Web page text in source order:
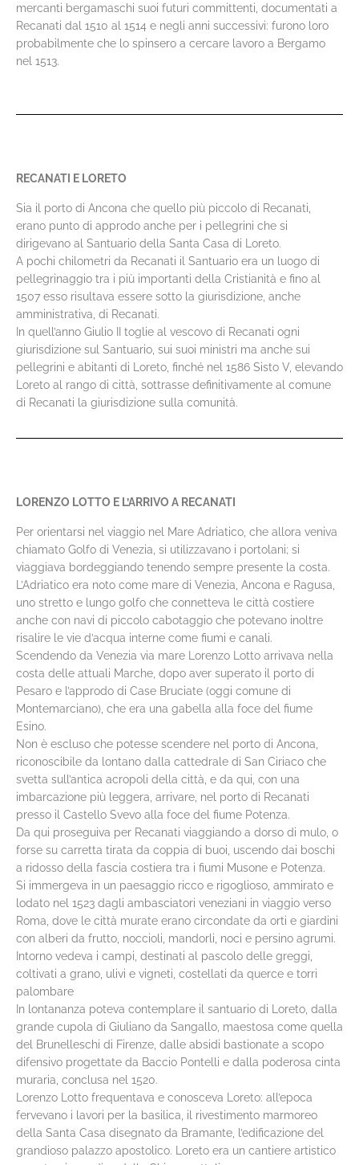
mercanti bergamaschi suoi futuri committenti, documentati a
Recanati dal 1510 al 1514 e negli anni successivi: furono loro
probabilmente che lo spinsero a cercare lavoro a Bergamo
nel 1513.
RECANATI E LORETO
Sia il porto di Ancona che quello più piccolo di Recanati,
erano punto di approdo anche per i pellegrini che si
dirigevano al Santuario della Santa Casa di Loreto.
A pochi chilometri da Recanati il Santuario era un luogo di
pellegrinaggio tra i più importanti della Cristianità e fino al
1507 esso risultava essere sotto la giurisdizione, anche
amministrativa, di Recanati.
In quell’anno Giulio II toglie al vescovo di Recanati ogni
giurisdizione sul Santuario, sui suoi ministri ma anche sui
pellegrini e abitanti di Loreto, finché nel 1586 Sisto V, elevando
Loreto al rango di città, sottrasse definitivamente al comune
di Recanati la giurisdizione sulla comunità.
LORENZO LOTTO E L’ARRIVO A RECANATI
Per orientarsi nel viaggio nel Mare Adriatico, che allora veniva
chiamato Golfo di Venezia, si utilizzavano i portolani; si
viaggiava bordeggiando tenendo sempre presente la costa.
L’Adriatico era noto come mare di Venezia, Ancona e Ragusa,
uno stretto e lungo golfo che connetteva le città costiere
anche con navi di piccolo cabotaggio che potevano inoltre
risalire le vie d’acqua interne come fiumi e canali.
Scendendo da Venezia via mare Lorenzo Lotto arrivava nella
costa delle attuali Marche, dopo aver superato il porto di
Pesaro e l’approdo di Case Bruciate (oggi comune di
Montemarciano), che era una gabella alla foce del fiume
Esino.
Non è escluso che potesse scendere nel porto di Ancona,
riconoscibile da lontano dalla cattedrale di San Ciriaco che
svetta sull’antica acropoli della città, e da qui, con una
imbarcazione più leggera, arrivare, nel porto di Recanati
presso il Castello Svevo alla foce del fiume Potenza.
Da qui proseguiva per Recanati viaggiando a dorso di mulo, o
forse su carretta tirata da coppia di buoi, uscendo dai boschi
a ridosso della fascia costiera tra i fiumi Musone e Potenza.
Si immergeva in un paesaggio ricco e rigoglioso, ammirato e
lodato nel 1523 dagli ambasciatori veneziani in viaggio verso
Roma, dove le città murate erano circondate da orti e giardini
con alberi da frutto, noccioli, mandorli, noci e persino agrumi.
Intorno vedeva i campi, destinati al pascolo delle greggi,
coltivati a grano, ulivi e vigneti, costellati da querce e torri
palombare
In lontananza poteva contemplare il santuario di Loreto, dalla
grande cupola di Giuliano da Sangallo, maestosa come quella
del Brunelleschi di Firenze, dalle absidi bastionate a scopo
difensivo progettate da Baccio Pontelli e dalla poderosa cinta
muraria, conclusa nel 1520.
Lorenzo Lotto frequentava e conosceva Loreto: all’epoca
fervevano i lavori per la basilica, il rivestimento marmoreo
della Santa Casa disegnato da Bramante, l’edificazione del
grandioso palazzo apostolico. Loreto era un cantiere artistico